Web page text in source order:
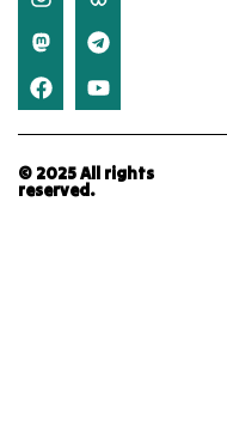
© 2025 All rights
reserved.